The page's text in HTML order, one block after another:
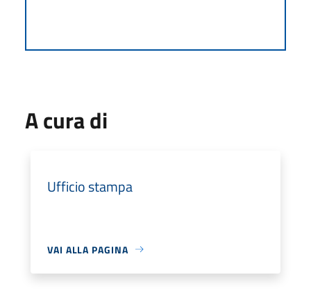
A cura di
Ufficio stampa
VAI ALLA PAGINA